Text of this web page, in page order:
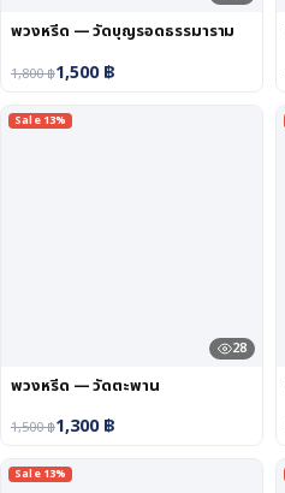
พวงหรีด — วัดบุญรอดธรรมาราม
1,800฿1,500฿
Sale 13%
28
พวงหรีด — วัดตะพาน
1,500฿1,300฿
Sale 13%